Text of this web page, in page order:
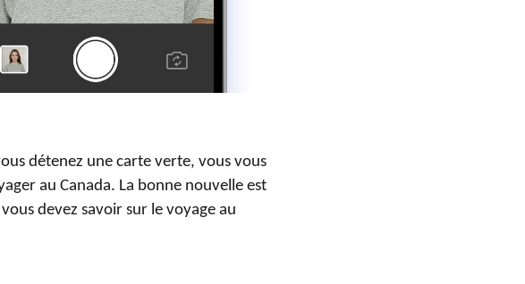
détenez une carte verte, vous vous
au Canada. La bonne nouvelle est
devez savoir sur le voyage au